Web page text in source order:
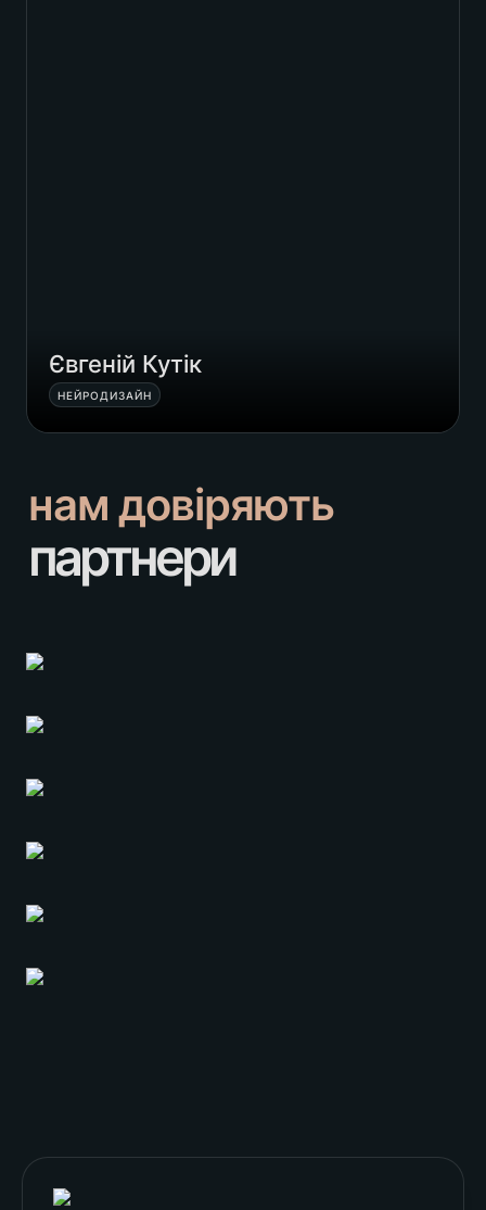
Євгеній Кутік
НЕЙРОДИЗАЙН
нам довіряють
партнери